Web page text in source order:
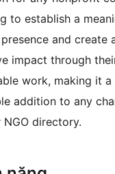
to establish a
and create
impact through
work, making it a
addition to any
NGO directory.